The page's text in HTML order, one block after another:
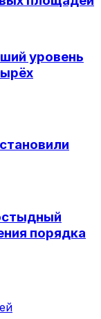
уровень
порядка